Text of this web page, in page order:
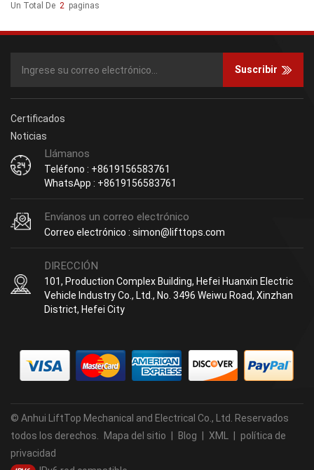
Un Total De 2 Paginas
Suscribir
Certificados
Noticias
Llámanos
Teléfono : +8619156583761
WhatsApp : +8619156583761
Envíanos un correo electrónico
Correo electrónico : simon@lifttops.com
DIRECCIÓN
101, Production Complex Building, Hefei Huanxin Electric
Vehicle Industry Co., Ltd., No. 3496 Weiwu Road, Xinzhan
District, Hefei City
© Anhui LiftTop Mechanical and Electrical Co., Ltd. Reservados
todos los derechos.
Mapa del sitio Blog XML
política de
privacidad